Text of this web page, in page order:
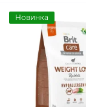
Новинка